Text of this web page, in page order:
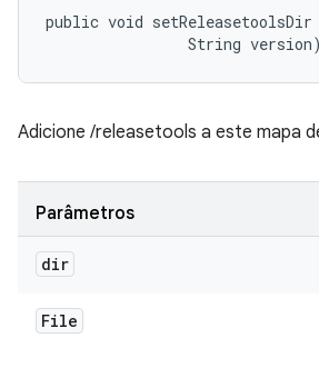
public void
                String version)
Adicione /releasetools a este mapa
Parâmetros
dir
File